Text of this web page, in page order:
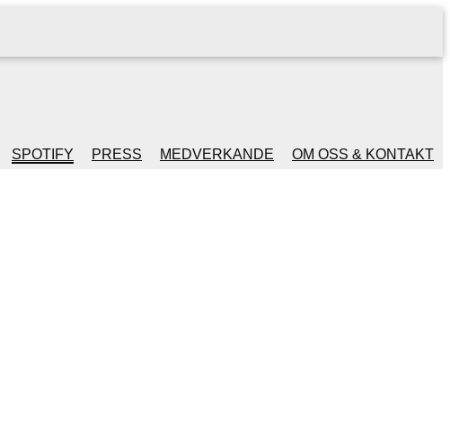
SPOTIFY PRESS MEDVERKANDE OM OSS & KONTAKT